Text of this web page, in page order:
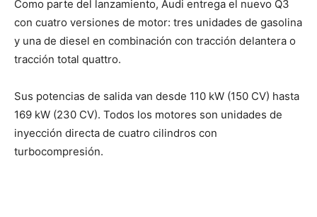
Como parte del lanzamiento, Audi entrega el nuevo Q3
con cuatro versiones de motor: tres unidades de gasolina
y una de diesel en combinación con tracción delantera o
tracción total quattro.
Sus potencias de salida van desde 110 kW (150 CV) hasta
169 kW (230 CV). Todos los motores son unidades de
inyección directa de cuatro cilindros con
turbocompresión.